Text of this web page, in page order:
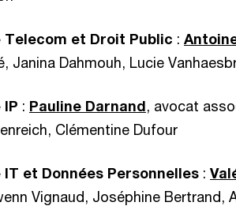
Telecom et Droit Public :
Janina Dahmouh, Lucie
: Pauline Darnand, avocat
Clémentine Dufour
et Données Personnelles :
Vignaud, Joséphine Bertrand,